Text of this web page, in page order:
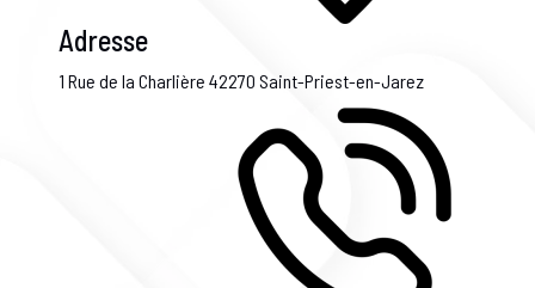
Adresse
1 Rue de la Charlière 42270 Saint-Priest-en-Jarez